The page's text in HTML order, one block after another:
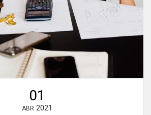
01
ABR 2021